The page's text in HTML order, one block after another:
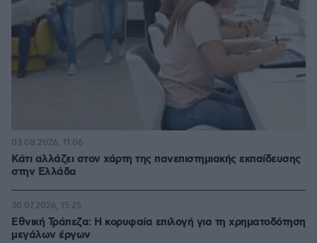
Κάτι αλλάζει στον χάρτη της πανεπιστημιακής εκπαίδευσης
στην Ελλάδα
03.08.2026, 11:06
Εθνική Τράπεζα: Η κορυφαία επιλογή για τη χρηματοδότηση
μεγάλων έργων
30.07.2026, 15:25